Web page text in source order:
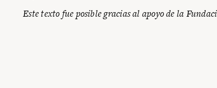
Este texto fue posible gracias al apoyo de la